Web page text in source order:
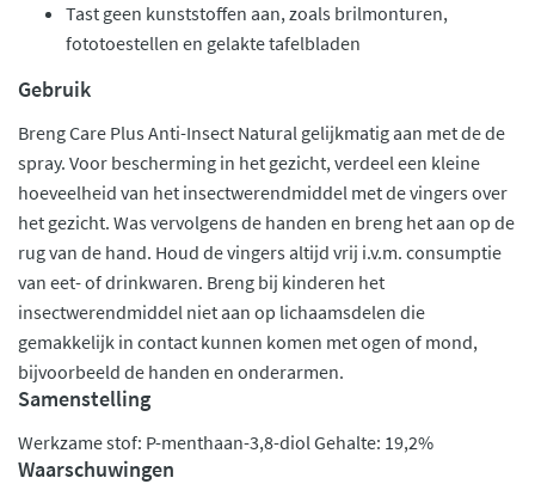
Tast geen kunststoffen aan, zoals brilmonturen,
fototoestellen en gelakte tafelbladen
Gebruik
Breng Care Plus Anti-Insect Natural gelijkmatig aan met de de
spray. Voor bescherming in het gezicht, verdeel een kleine
hoeveelheid van het insectwerendmiddel met de vingers over
het gezicht. Was vervolgens de handen en breng het aan op de
rug van de hand. Houd de vingers altijd vrij i.v.m. consumptie
van eet- of drinkwaren. Breng bij kinderen het
insectwerendmiddel niet aan op lichaamsdelen die
gemakkelijk in contact kunnen komen met ogen of mond,
bijvoorbeeld de handen en onderarmen.
Samenstelling
Werkzame stof: P-menthaan-3,8-diol Gehalte: 19,2%
Waarschuwingen